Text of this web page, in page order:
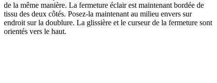
de la même manière. La fermeture éclair est maintenant bordée de
tissu des deux côtés. Posez-la maintenant au milieu envers sur
endroit sur la doublure. La glissière et le curseur de la fermeture sont
orientés vers le haut.